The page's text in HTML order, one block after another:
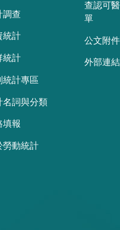
調查
統計
統計
統計專區
名詞與分類
填報
勞動統計
查認可
單
公文附
外部連結